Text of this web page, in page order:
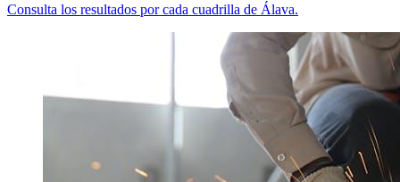
Consulta los resultados por cada cuadrilla de Álava.